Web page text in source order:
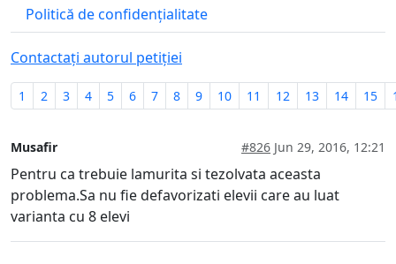
Politică de confidențialitate
Contactați autorul petiției
1 2 3 4 5 6 7 8 9 10 11 12 13 14 15
Musafir #826 Jun 29, 2016, 12:21
Pentru ca trebuie lamurita si tezolvata aceasta
problema.Sa nu fie defavorizati elevii care au luat
varianta cu 8 elevi